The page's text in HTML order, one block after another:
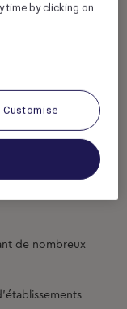
l’hygiène et
de nombreux
time by clicking on
Customise